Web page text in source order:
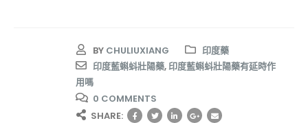
BY CHULIUXIANG
印度藥
印度藍蝌蚪壯陽藥,印度藍蝌蚪壯陽藥有延時作
用嗎
0 COMMENTS
SHARE: